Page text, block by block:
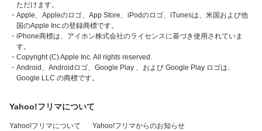
ただけます。
・Apple、Appleのロゴ、App Store、iPodのロゴ、iTunesは、米国および他
国のApple Inc.の登録商標です。
・iPhone商標は、アイホン株式会社のライセンスに基づき使用されていま
す。
・Copyright (C) Apple Inc. All rights reserved.
・Android、Androidロゴ、Google Play 、および Google Play ロゴは、
Google LLC の商標です。
Yahoo!フリマについて
Yahoo!フリマについて Yahoo!フリマからのお知らせ